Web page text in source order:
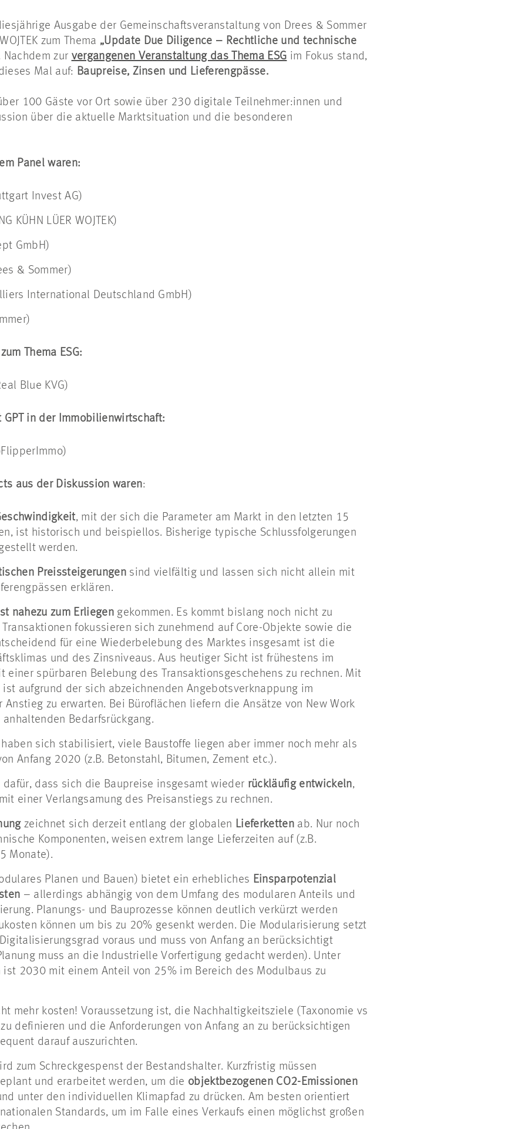
Ausgabe der Gemeinschaftsveranstaltung von Drees & Sommer
zum Thema „Update Due Diligence – Rechtliche und technische
Nachdem zur vergangenen Veranstaltung das Thema ESG im Fokus stand,
Mal auf: Baupreise, Zinsen und Lieferengpässe.
100 Gäste vor Ort sowie über 230 digitale Teilnehmer:innen und
über die aktuelle Marktsituation und die besonderen
Panel waren:
Invest AG)
KÜHN LÜER WOJTEK)
GmbH)
& Sommer)
International Deutschland GmbH)
Thema ESG:
Blue KVG)
GPT in der Immobilienwirtschaft:
aus der Diskussion waren:
, mit der sich die Parameter am Markt in den letzten 15
ist historisch und beispiellos. Bisherige typische Schlussfolgerungen
werden.
Preissteigerungensind vielfältig und lassen sich nicht allein mit
erklären.
nahezu zum Erliegengekommen. Es kommt bislang noch nicht zu
fokussieren sich zunehmend auf Core-Objekte sowie die
für eine Wiederbelebung des Marktes insgesamt ist die
und des Zinsniveaus. Aus heutiger Sicht ist frühestens im
einer spürbaren Belebung des Transaktionsgeschehens zu rechnen. Mit
aufgrund der sich abzeichnenden Angebotsverknappung im
Anstieg zu erwarten. Bei Büroflächen liefern die Ansätze von New Work
Bedarfsrückgang.
sich stabilisiert, viele Baustoffe liegen aber immer noch mehr als
Anfang 2020 (z.B. Betonstahl, Bitumen, Zement etc.).
dafür, dass sich die Baupreise insgesamt wieder rückläufig entwickeln,
einer Verlangsamung des Preisanstiegs zu rechnen.
zeichnet sich derzeit entlang der globalen Lieferketten ab. Nur noch
Komponenten, weisen extrem lange Lieferzeiten auf (z.B.
Monate).
Planen und Bauen) bietet ein erhebliches Einsparpotenzial
– allerdings abhängig von dem Umfang des modularen Anteils und
Planungs- und Bauprozesse können deutlich verkürzt werden
können um bis zu 20% gesenkt werden. Die Modularisierung setzt
voraus und muss von Anfang an berücksichtigt
muss an die Industrielle Vorfertigung gedacht werden). Unter
2030 mit einem Anteil von 25% im Bereich des Modulbaus zu
mehr kosten! Voraussetzung ist, die Nachhaltigkeitsziele (Taxonomie vs
zu definieren und die Anforderungen von Anfang an zu berücksichtigen
darauf auszurichten.
zum Schreckgespenst der Bestandshalter. Kurzfristig müssen
und erarbeitet werden, um die objektbezogenen CO2-Emissionen
unter den individuellen Klimapfad zu drücken. Am besten orientiert
Standards, um im Falle eines Verkaufs einen möglichst großen